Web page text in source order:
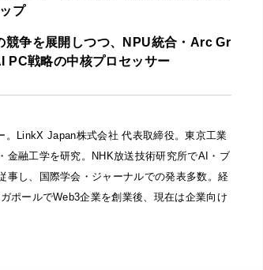
プ
争を展開しつつ、NPU統合・Arc Gr
PC戦略の中核プロセッサー
LinkX Japan株式会社 代表取締役。東京工業
金融工学を研究。NHK放送技術研究所でAI・ブ
事し、国際学会・ジャーナルでの発表多数。経
ポールでWeb3企業を創業後、現在は企業向け